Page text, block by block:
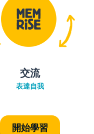
交流
表達自我
開始學習